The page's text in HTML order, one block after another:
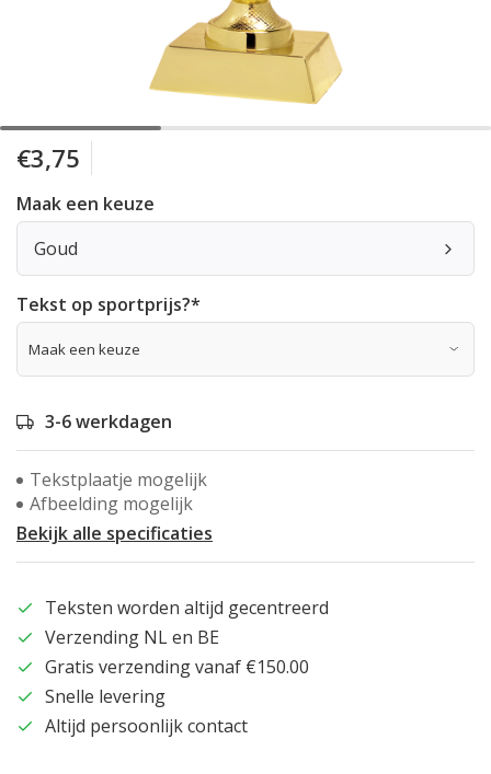
€3,75
Maak een keuze
Goud
Tekst op sportprijs?*
3-6 werkdagen
Tekstplaatje mogelijk
Afbeelding mogelijk
Bekijk alle specificaties
Teksten worden altijd gecentreerd
Verzending NL en BE
Gratis verzending vanaf €150.00
Snelle levering
Altijd persoonlijk contact